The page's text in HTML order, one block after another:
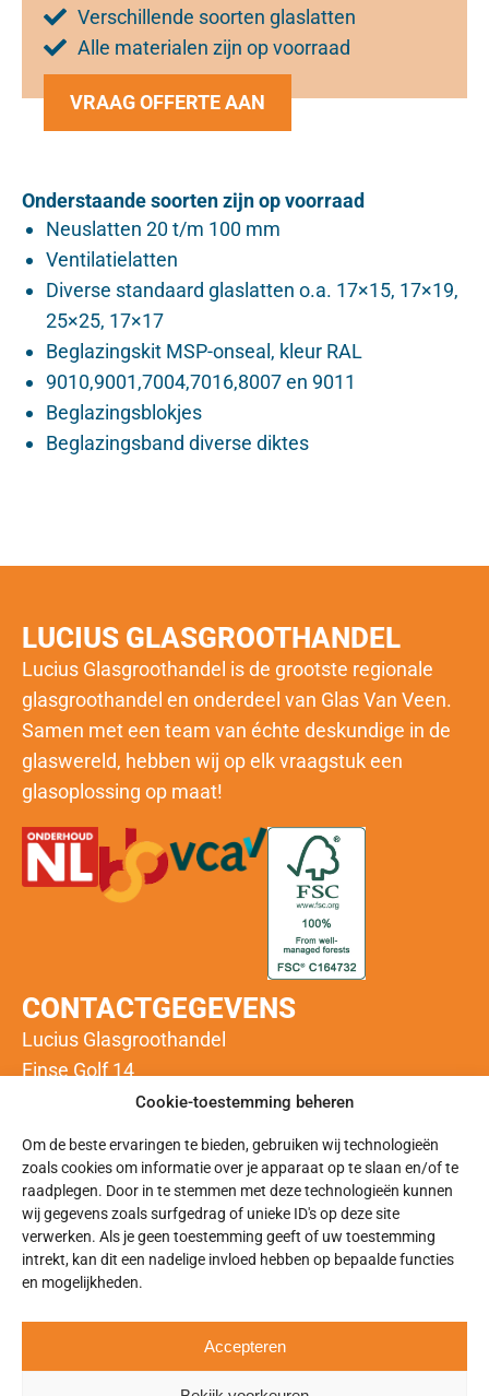
Cookie-toestemming beheren
Om de beste ervaringen te bieden, gebruiken wij technologieën
zoals cookies om informatie over je apparaat op te slaan en/of te
raadplegen. Door in te stemmen met deze technologieën kunnen
wij gegevens zoals surfgedrag of unieke ID's op deze site
verwerken. Als je geen toestemming geeft of uw toestemming
intrekt, kan dit een nadelige invloed hebben op bepaalde functies
en mogelijkheden.
Accepteren
Verschillende soorten glaslatten
Alle materialen zijn op voorraad
VRAAG OFFERTE AAN
Onderstaande soorten zijn op voorraad
Neuslatten 20 t/m 100 mm
Ventilatielatten
Diverse standaard glaslatten o.a. 17×15, 17×19,
25×25, 17×17
Beglazingskit MSP-onseal, kleur RAL
9010,9001,7004,7016,8007 en 9011
Beglazingsblokjes
Beglazingsband diverse diktes
LUCIUS GLASGROOTHANDEL
Lucius Glasgroothandel is de grootste regionale
glasgroothandel en onderdeel van Glas Van Veen.
Samen met een team van échte deskundige in de
glaswereld, hebben wij op elk vraagstuk een
glasoplossing op maat!
CONTACTGEGEVENS
Lucius Glasgroothandel
Finse Golf 14
3446 CK Woerden
info@luciusglas.nl
bestellingen@luciusglas.nl
0348 – 43 77 76
Privacyverklaring–Algemene Voorwaarden–